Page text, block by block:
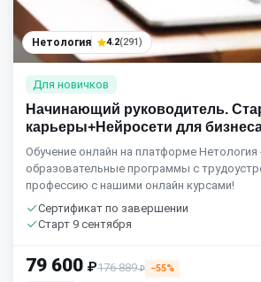
Нетология 4.2(291)
Для новичков
Начинающий руководитель.
карьеры+Нейросети для
Обучение онлайн на платформе Нетология
образовательные программы с
профессию с нашими онлайн курсами!
Сертификат по завершении
Старт 9 сентября
79 600 ₽176 889₽
−55%